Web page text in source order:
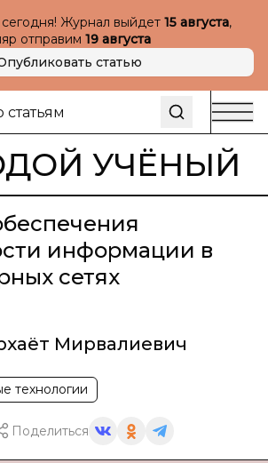
сегодня! Журнал выйдет 15 августа,
отправим 19 августа
статью
УЧЁНЫЙ
информации в
сетях
Мирвалиевич
технологии
Поделиться